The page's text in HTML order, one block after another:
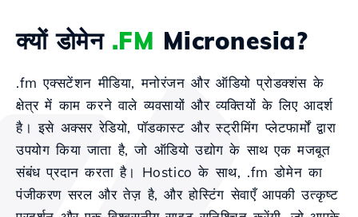
क्यों डोमेन .FM Micronesia?
.fm एक्सटेंशन मीडिया, मनोरंजन और ऑडियो प्रोडक्शंस के
क्षेत्र में काम करने वाले व्यवसायों और व्यक्तियों के लिए आदर्श
है। इसे अक्सर रेडियो, पॉडकास्ट और स्ट्रीमिंग प्लेटफार्मों द्वारा
उपयोग किया जाता है, जो ऑडियो उद्योग के साथ एक मजबूत
संबंध प्रदान करता है। Hostico के साथ, .fm डोमेन का
पंजीकरण सरल और तेज़ है, और होस्टिंग सेवाएँ आपकी उत्कृष्ट